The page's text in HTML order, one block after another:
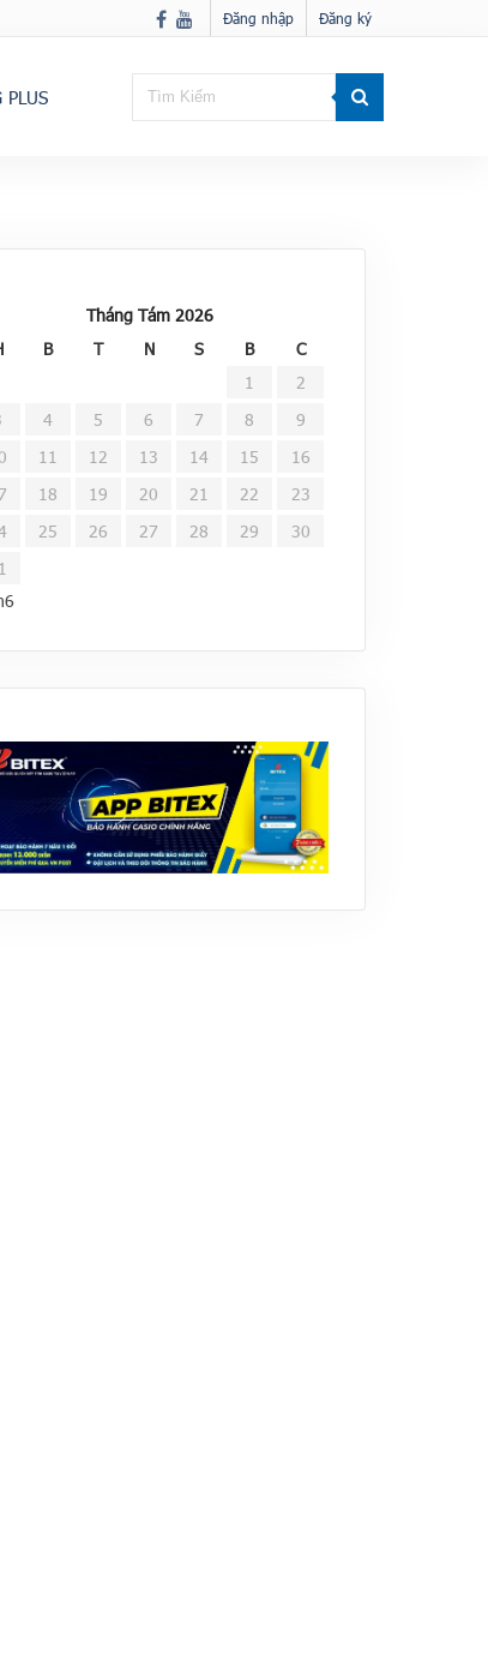
Đăng nhập Đăng ký
PLUS
Tháng Tám 2026
B T N S B
C
1
2
4 5 6 7 8
9
11 12 13 14 15
16
18 19 20 21 22
23
25 26 27 28 29
30